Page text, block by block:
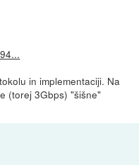
in implementaciji. Na
(torej 3Gbps) "šišne"